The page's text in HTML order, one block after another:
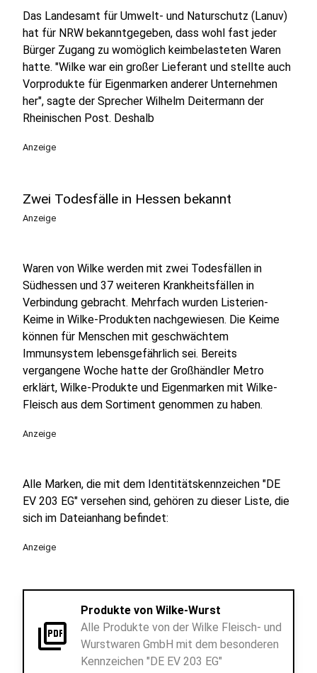
Das Landesamt für Umwelt- und Naturschutz (Lanuv)
hat für NRW bekanntgegeben, dass wohl fast jeder
Bürger Zugang zu womöglich keimbelasteten Waren
hatte. "Wilke war ein großer Lieferant und stellte auch
Vorprodukte für Eigenmarken anderer Unternehmen
her", sagte der Sprecher Wilhelm Deitermann der
Rheinischen Post. Deshalb
Anzeige
Zwei Todesfälle in Hessen bekannt
Anzeige
Waren von Wilke werden mit zwei Todesfällen in
Südhessen und 37 weiteren Krankheitsfällen in
Verbindung gebracht. Mehrfach wurden Listerien-
Keime in Wilke-Produkten nachgewiesen. Die Keime
können für Menschen mit geschwächtem
Immunsystem lebensgefährlich sei. Bereits
vergangene Woche hatte der Großhändler Metro
erklärt, Wilke-Produkte und Eigenmarken mit Wilke-
Fleisch aus dem Sortiment genommen zu haben.
Anzeige
Alle Marken, die mit dem Identitätskennzeichen "DE
EV 203 EG" versehen sind, gehören zu dieser Liste, die
sich im Dateianhang befindet:
Anzeige
picture_as_pdf
Produkte von Wilke-Wurst
Alle Produkte von der Wilke Fleisch- und
Wurstwaren GmbH mit dem besonderen
Kennzeichen "DE EV 203 EG"